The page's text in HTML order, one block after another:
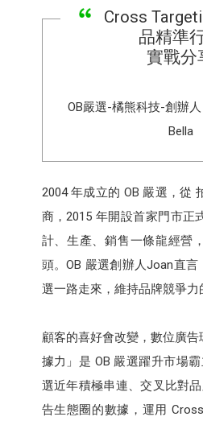
Cross
品精準
實戰分
OB嚴選-橘熊科技-創辦
Bella
2004 年成立的 OB 嚴選，從
商，2015 年開設首家門市正
計、生產、銷售一條龍經營
頭。OB 嚴選創辦人Joan直
選一路走來，維持品牌競爭力
顧客的喜好會改變，數位廣
據力」是 OB 嚴選躍升市場
選近年積極串連、交叉比對
告生態圈的數據，運用